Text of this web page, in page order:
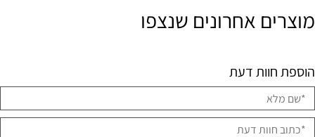
מוצרים אחרונים שנצפו
הוספת חוות דעת